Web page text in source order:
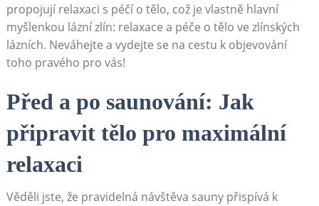
propojují relaxaci s péčí o tělo, což je vlastně hlavní
myšlenkou lázní zlín: relaxace a péče o tělo ve zlínských
lázních. Neváhejte a vydejte se na cestu k objevování
toho pravého pro vás!
Před a po saunování: Jak
připravit tělo pro maximální
relaxaci
Věděli jste, že pravidelná návštěva sauny přispívá k